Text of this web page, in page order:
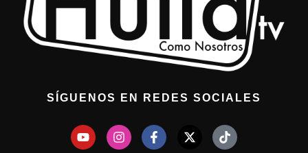
SÍGUENOS EN REDES SOCIALES